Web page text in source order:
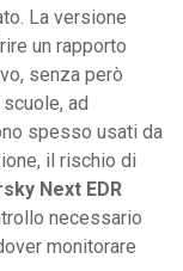
La versione
un rapporto
senza però
ad
spesso usati da
il rischio di
Next EDR
necessario
monitorare